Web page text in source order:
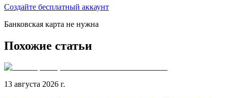
Создайте бесплатный аккаунт
Банковская карта не нужна
Похожие статьи
13 августа 2026 г.